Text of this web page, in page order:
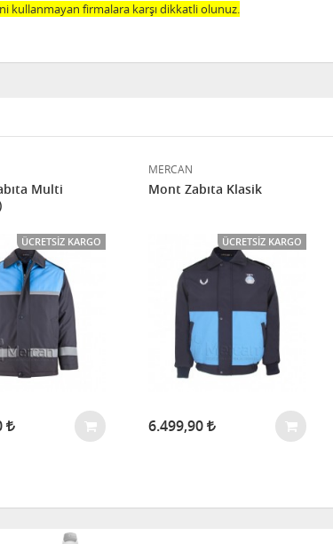
kullanmayan firmalara karşı dikkatli olunuz.
Multi
ÜCRETSIZ KARGO
MERCAN
Mont Zabıta Klasik
ÜCRETSIZ KARGO
6.499,90